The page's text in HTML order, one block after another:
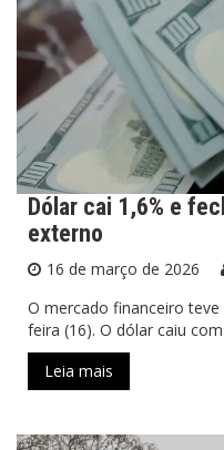
Dólar cai 1,6% e
externo
16 de março de 2026
O mercado financeiro
feira (16). O dólar caiu com
Leia mais